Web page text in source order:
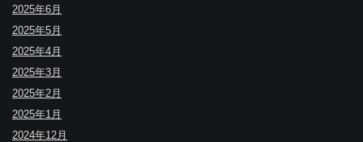
2025年6月
2025年5月
2025年4月
2025年3月
2025年2月
2025年1月
2024年12月